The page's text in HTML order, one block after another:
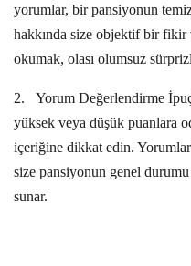
yorumlar, bir pansiyonun
hakkında size objektif bir
okumak, olası olumsuz
2. Yorum Değerlendirme
yüksek veya düşük puanlara
içeriğine dikkat edin.
size pansiyonun genel
sunar.